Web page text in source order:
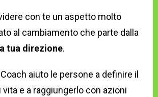
con te un aspetto molto
al cambiamento che parte dalla
tua direzione.
aiuto le persone a definire il
vita e a raggiungerlo con azioni